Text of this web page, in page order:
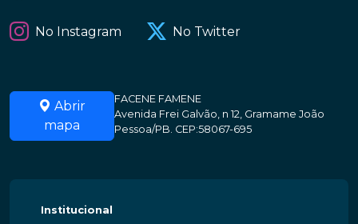
No Instagram No Twitter
Abrir
mapa
FACENE FAMENE
Avenida Frei Galvão, n 12, Gramame João
Pessoa/PB. CEP:58067-695
Institucional